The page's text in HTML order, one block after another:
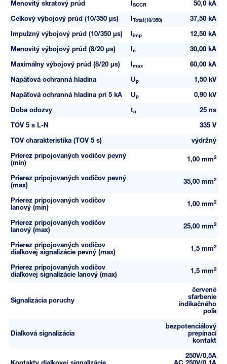
Menovitý skratový prúd SCCR 50,0 kA
Celkový výbojový prúd (10/350 µs) Total(10/350) 37,50 kA
Impulzný výbojový prúd (10/350 µs) imp 12,50 kA
Menovitý výbojový prúd (8/20 µs) n 30,00 kA
Maximálny výbojový prúd (8/20 µs) max 60,00 kA
Napäťová ochranná hladina Up 1,50 kV
Napäťová ochranná hladina pri 5 kA Up 0,90 kV
Doba odozvy ta 25 ns
TOV 5 s L-N 335 V
TOV charakteristika (TOV 5 s) výdržný
Prierez pripojovaných vodičov pevný
(min)
1,00 mm2
Prierez pripojovaných vodičov pevný
(max)
35,00 mm2
Prierez pripojovaných vodičov
lanový (min)
1,00 mm2
Prierez pripojovaných vodičov
lanový (max)
25,00 mm2
Prierez pripojovaných vodičov
diaľkovej signalizácie pevný (max)
1,5 mm2
Prierez pripojovaných vodičov
diaľkovej signalizácie lanový (max)
1,5 mm2
Signalizácia poruchy
červené
sfarbenie
indikačného
poľa
Diaľková signalizácia
bezpotenciálový
prepínací
kontakt
250V/0,5A